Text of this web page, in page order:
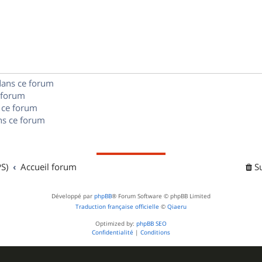
e
ce forum
forum
ce forum
Accueil forum
Développé par phpBB® Forum Software © phpBB Limited
Traduction française officielle © Qiaeru
Optimized by: phpBB SEO
Confidentialité | Conditions